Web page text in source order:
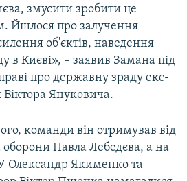
змусити зробити це
Йшлося про залучення
об'єктів, наведення
в Києві», – заявив Замана під
про державну зраду екс-
Януковича.
команди він отримував від
оборони Павла Лебедєва, а на
Олександр Якименко та